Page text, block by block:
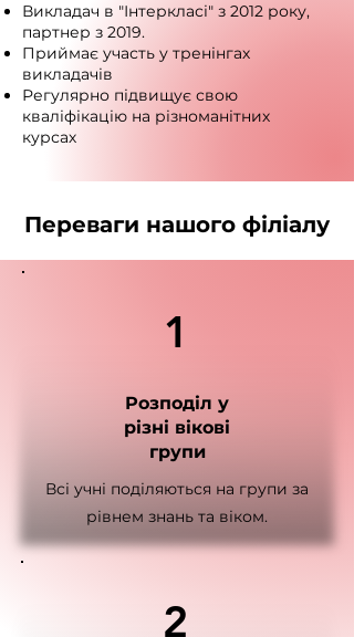
Викладач в "Інтеркласі" з 2012 року,
партнер з 2019.
Приймає участь у тренінгах
викладачів
Регулярно підвищує свою
кваліфікацію на різноманітних
курсах
Переваги нашого філіалу
1
Розподіл у
різні вікові
групи
Всі учні поділяються на групи за
рівнем знань та віком.
2